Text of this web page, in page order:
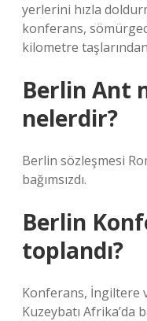
yerlerini hızla
konferans,
kilometre
Berlin Ant
nelerdir?
Berlin sözleşmesi
bağımsızdı.
Berlin
toplandı?
Konferans, İngiltere
Kuzeybatı Afrika’da